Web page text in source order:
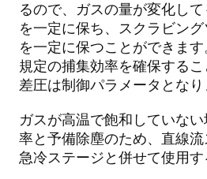
るので、ガスの量が変化し
を一定に保ち、スクラビン
を一定に保つことができます
規定の捕集効率を確保する
差圧は制御パラメータとなり
ガスが高温で飽和していな
率と予備除塵のため、直線
急冷ステージと併せて使用す